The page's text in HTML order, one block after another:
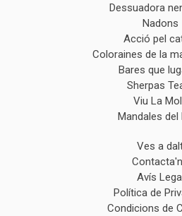
Dessuadora
Nadons
Acció pel
Coloraines de la
Bares que
Sherpas
Viu La
Mandales del
Ves a
Avís
Política de
Condicions de